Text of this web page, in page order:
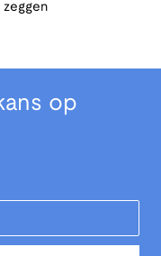
zeggen
op